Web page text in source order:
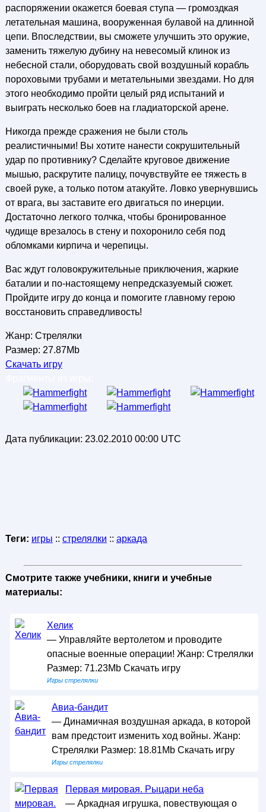
распоряжении окажется боевая ступа — громоздкая
летательная машина, вооруженная булавой на длинной
цепи. Впоследствии, вы сможете улучшить это оружие,
заменить тяжелую дубину на невесомый клинок из
небесной стали, оборудовать свой воздушный корабль
пороховыми трубами и метательными звездами. Но для
этого необходимо пройти целый ряд испытаний и
выиграть несколько боев на гладиаторской арене.
Никогда прежде сражения не были столь
реалистичными! Вы хотите нанести сокрушительный
удар по противнику? Сделайте круговое движение
мышью, раскрутите палицу, почувствуйте ее тяжесть в
своей руке, а только потом атакуйте. Ловко увернувшись
от врага, вы заставите его двигаться по инерции.
Достаточно легкого толчка, чтобы бронированное
чудище врезалось в стену и похоронило себя под
обломками кирпича и черепицы.
Вас ждут головокружительные приключения, жаркие
баталии и по-настоящему непредсказуемый сюжет.
Пройдите игру до конца и помогите главному герою
восстановить справедливость!
Жанр: Стрелялки
Размер: 27.87Mb
Скачать игру
Дата публикации: 23.02.2010 00:00 UTC
Теги: игры :: стрелялки :: аркада
Смотрите также учебники, книги и учебные
материалы:
Хелик
— Управляйте вертолетом и проводите
опасные военные операции! Жанр: Стрелялки
Размер: 71.23Mb Скачать игру
Игры стрелялки
Авиа-бандит
— Динамичная воздушная аркада, в которой
вам предстоит изменить ход войны. Жанр:
Стрелялки Размер: 18.81Mb Скачать игру
Игры стрелялки
Первая мировая. Рыцари неба
— Аркадная игрушка, повествующая о